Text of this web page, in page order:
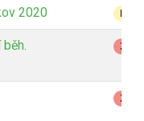
2020
Z
Z